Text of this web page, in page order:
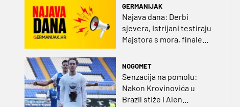
GERMANIJAK
Najava dana: Derbi
sjevera, Istrijani testiraju
Majstora s mora, finale
Francuza
NOGOMET
Senzacija na pomolu:
Nakon Krovinovića u
Brazil stiže i Alen